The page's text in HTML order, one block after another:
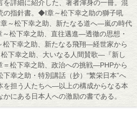
を詳細に紹介した、著者渾身の一冊。混
の指針書。◆I章～松下幸之助の獅子吼
～松下幸之助、新たなる道へ―嵐の時代
松下幸之助、直往邁進―透徹の思想・
下幸之助、新たなる飛翔―経世家から
下幸之助、大いなる人間賛歌―『新し
松下幸之助、政治への挑戦―PHPから
幸之助・特別講話（抄）“繁栄日本”へ
担う人たちへ―以上の構成からなる本
にある日本人への激励の書である。